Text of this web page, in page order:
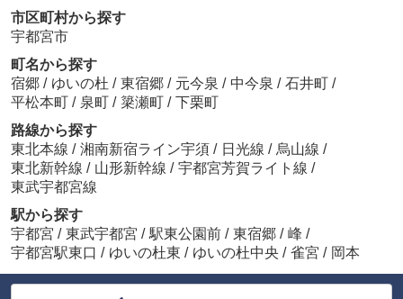
市区町村から探す
宇都宮市
町名から探す
宿郷 / ゆいの杜 / 東宿郷 / 元今泉 / 中今泉 / 石井町 /
平松本町 / 泉町 / 簗瀬町 / 下栗町
路線から探す
東北本線 / 湘南新宿ライン宇須 / 日光線 / 烏山線 /
東北新幹線 / 山形新幹線 / 宇都宮芳賀ライト線 /
東武宇都宮線
駅から探す
宇都宮 / 東武宇都宮 / 駅東公園前 / 東宿郷 / 峰 /
宇都宮駅東口 / ゆいの杜東 / ゆいの杜中央 / 雀宮 / 岡本